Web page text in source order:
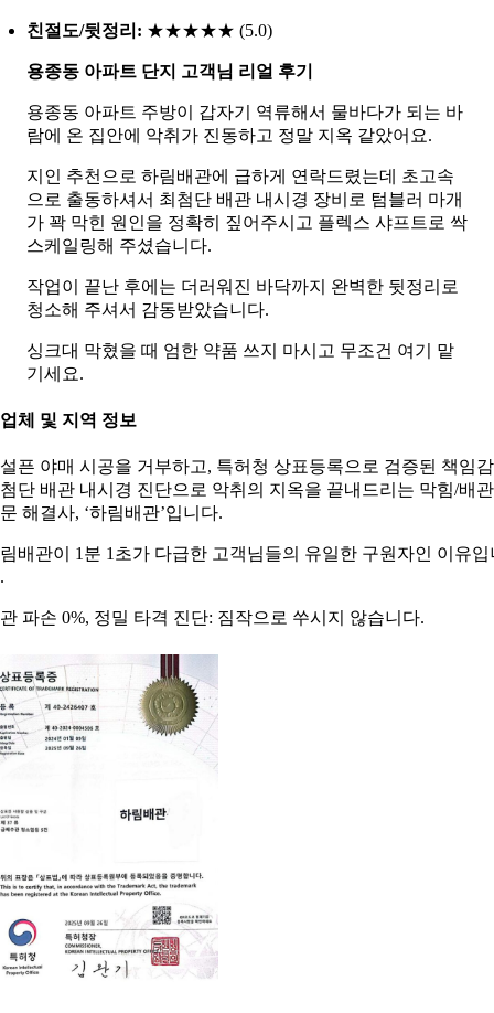
친절도/뒷정리: ★★★★★ (5.0)
용종동 아파트 단지 고객님 리얼 후기
용종동 아파트 주방이 갑자기 역류해서 물바다가 되는 바
람에 온 집안에 악취가 진동하고 정말 지옥 같았어요.
지인 추천으로 하림배관에 급하게 연락드렸는데 초고속
으로 출동하셔서 최첨단 배관 내시경 장비로 텀블러 마개
가 꽉 막힌 원인을 정확히 짚어주시고 플렉스 샤프트로 싹
스케일링해 주셨습니다.
작업이 끝난 후에는 더러워진 바닥까지 완벽한 뒷정리로
청소해 주셔서 감동받았습니다.
싱크대 막혔을 때 엄한 약품 쓰지 마시고 무조건 여기 맡
기세요.
체 및 지역 정보
픈 야매 시공을 거부하고, 특허청 상표등록으로 검증된 책임
단 배관 내시경 진단으로 악취의 지옥을 끝내드리는 막힘/배관
해결사, ‘하림배관’입니다.
배관이 1분 1초가 다급한 고객님들의 유일한 구원자인 이유입
파손 0%, 정밀 타격 진단: 짐작으로 쑤시지 않습니다.